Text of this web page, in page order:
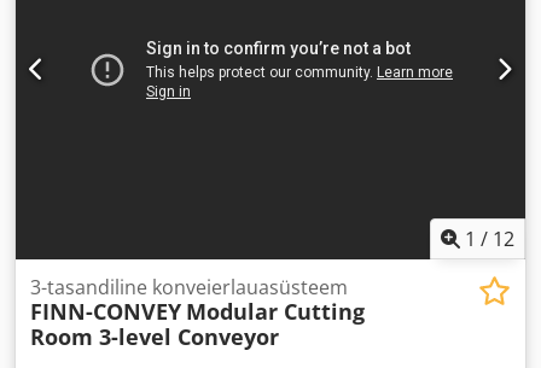
1 / 12
3-tasandiline konveierlauasüsteem
FINN-CONVEY Modular Cutting
Room 3-level Conveyor